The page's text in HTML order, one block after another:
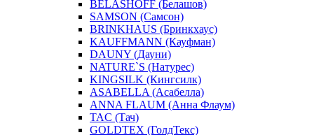
BELASHOFF (Белашов)
SAMSON (Самсон)
BRINKHAUS (Бринкхаус)
KAUFFMANN (Кауфман)
DAUNY (Дауни)
NATURE`S (Натурес)
KINGSILK (Кингсилк)
ASABELLA (Асабелла)
ANNA FLAUM (Анна Флаум)
TAC (Тач)
GOLDTEX (ГолдТекс)